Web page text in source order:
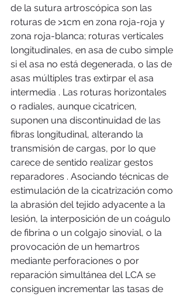
de la sutura artroscópica son las
roturas de >1cm en zona roja-roja y
zona roja-blanca; roturas verticales
longitudinales, en asa de cubo simple
si el asa no está degenerada, o las de
asas múltiples tras extirpar el asa
intermedia . Las roturas horizontales
o radiales, aunque cicatricen,
suponen una discontinuidad de las
fibras longitudinal, alterando la
transmisión de cargas, por lo que
carece de sentido realizar gestos
reparadores . Asociando técnicas de
estimulación de la cicatrización como
la abrasión del tejido adyacente a la
lesión, la interposición de un coágulo
de fibrina o un colgajo sinovial, o la
provocación de un hemartros
mediante perforaciones o por
reparación simultánea del LCA se
consiguen incrementar las tasas de